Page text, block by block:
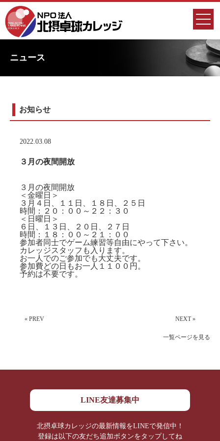
ニュース
お知らせ
2022.03.08
３月の夜間開放
３月の夜間開放
＜金曜日＞
３月４日、１１日、１８日、２５日
時間：２０：００～２２：３０
＜日曜日＞
６日、１３日、２０日、２７日
時間：１８：００～２１：００
参加者同士でゲーム練習等自由にやって下さい。
カレッジスタッフも入ります。
お一人でのご参加でも大丈夫です。
参加費どの日もお一人１１００円。
予約は不要です。
« PREV NEXT »
一覧ページを見る
LINE友達募集中
北摂卓球カレッジの最新情報をLINEで発信中！
登録は以下の友だち追加ボタンをタップしてね